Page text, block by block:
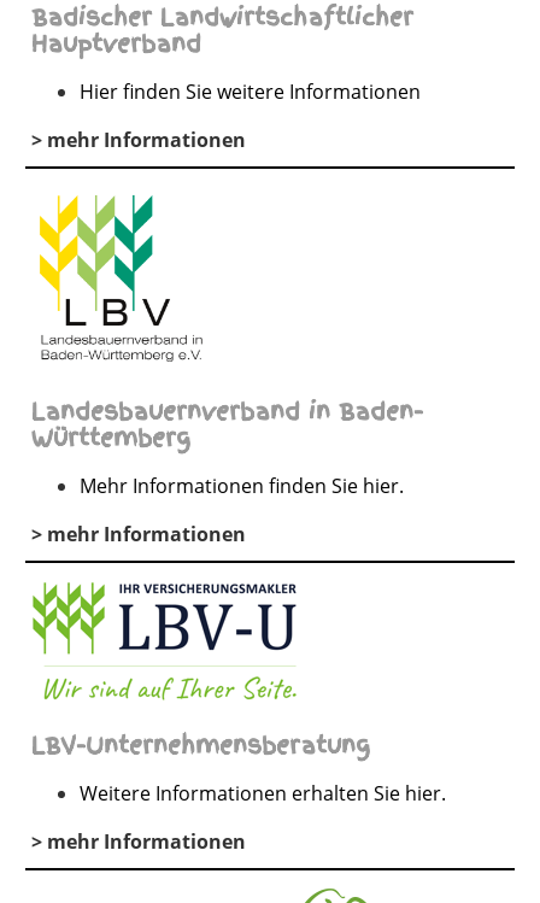
Badischer Landwirtschaftlicher
Hauptverband
Hier finden Sie weitere Informationen
> mehr Informationen
Landesbauernverband in Baden-
Württemberg
Mehr Informationen finden Sie hier.
> mehr Informationen
LBV-Unternehmensberatung
Weitere Informationen erhalten Sie hier.
> mehr Informationen